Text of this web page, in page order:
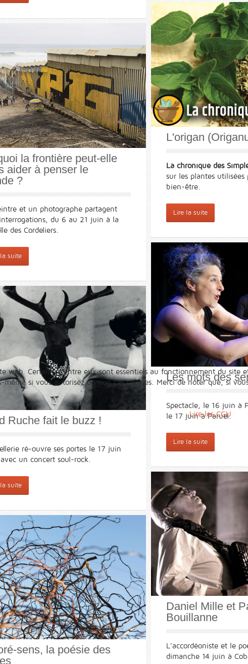
la frontière peut-elle
aider à penser le
?
et un photographe partagent
du 6 au 21 juin à la
des Cordeliers.
suite
Ruche fait le buzz !
ré-ouvre ses portes le 17 juin
un concert soul-rock.
suite
sens, la poésie des
L'origan
La chronique des
sur les plantes
bien-être.
Lire la suite
Les mots des
Spectacle, le 16 juin à
le 17 juin à Paruel.
Lire la suite
Daniel Mille et
Bouillanne
L'accordéoniste et le
dimanche 14 juin à
web. Certains d’entre eux sont essentiels au fonctionnement du site
même si vous autorisez ou non ces cookies. Merci de noter que, si
Lire les CGU